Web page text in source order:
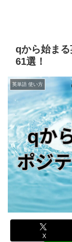
qから始ま
61選！
英単語 使い方
X